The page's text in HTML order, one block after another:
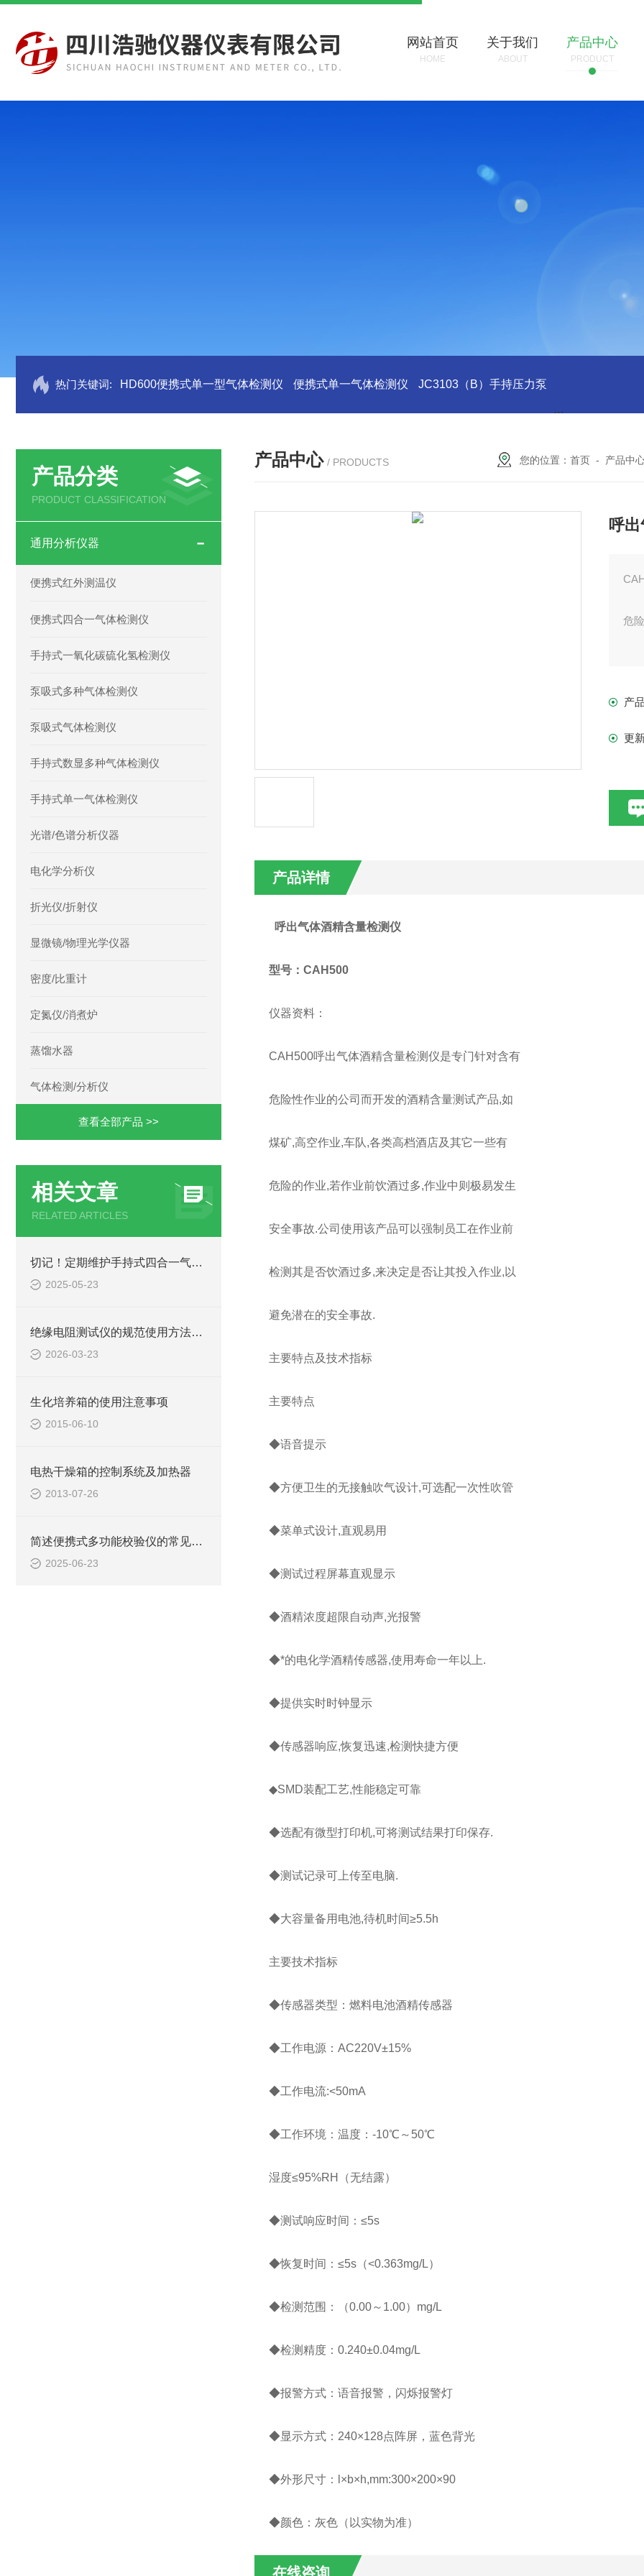
网站首页
HOME
关于我们
ABOUT
产品中心
PRODUCT
热门关键词: HD600便携式单一型气体检测仪 便携式单一气体检测仪 JC3103（B）手持压力泵
产品分类
PRODUCT CLASSIFICATION
通用分析仪器
便携式红外测温仪
便携式四合一气体检测仪
手持式一氧化碳硫化氢检测仪
泵吸式多种气体检测仪
泵吸式气体检测仪
手持式数显多种气体检测仪
手持式单一气体检测仪
光谱/色谱分析仪器
电化学分析仪
折光仪/折射仪
显微镜/物理光学仪器
密度/比重计
定氮仪/消煮炉
蒸馏水器
气体检测/分析仪
查看全部产品 >>
相关文章
RELATED ARTICLES
切记！定期维护手持式四合一气体检测仪才能提升整体工作效率
2025-05-23
绝缘电阻测试仪的规范使用方法详解
2026-03-23
生化培养箱的使用注意事项
2015-06-10
电热干燥箱的控制系统及加热器
2013-07-26
简述便携式多功能校验仪的常见故障相应解决方法
2025-06-23
产品中心 / PRODUCTS 您的位置：首页 - 产品中
呼
危
危
安
检
避
产
更
产品详情
呼出气体酒精含量检测仪
型号：CAH500
仪器资料：
CAH500呼出气体酒精含量检测仪是专门针对含有
危险性作业的公司而开发的酒精含量测试产品,如
煤矿,高空作业,车队,各类高档酒店及其它一些有
危险的作业,若作业前饮酒过多,作业中则极易发生
安全事故.公司使用该产品可以强制员工在作业前
检测其是否饮酒过多,来决定是否让其投入作业,以
避免潜在的安全事故.
主要特点及技术指标
主要特点
◆语音提示
◆方便卫生的无接触吹气设计,可选配一次性吹管
◆菜单式设计,直观易用
◆测试过程屏幕直观显示
◆酒精浓度超限自动声,光报警
◆*的电化学酒精传感器,使用寿命一年以上.
◆提供实时时钟显示
◆传感器响应,恢复迅速,检测快捷方便
◆SMD装配工艺,性能稳定可靠
◆选配有微型打印机,可将测试结果打印保存.
◆测试记录可上传至电脑.
◆大容量备用电池,待机时间≥5.5h
主要技术指标
◆传感器类型：燃料电池酒精传感器
◆工作电源：AC220V±15%
◆工作电流:<50mA
◆工作环境：温度：-10℃～50℃
湿度≤95%RH（无结露）
◆测试响应时间：≤5s
◆恢复时间：≤5s（<0.363mg/L）
◆检测范围：（0.00～1.00）mg/L
◆检测精度：0.240±0.04mg/L
◆报警方式：语音报警，闪烁报警灯
◆显示方式：240×128点阵屏，蓝色背光
◆外形尺寸：l×b×h,mm:300×200×90
◆颜色：灰色（以实物为准）
在线咨询